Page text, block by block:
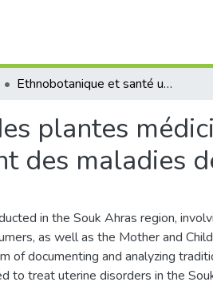
Ethnobotanique et santé utérine: Étude des plantes médicinales traditionnelles utilisées pour le traitement des maladies de l'utérus.
plantes
des maladies
in the Souk Ahras region,
as well as the Mother and Child
of documenting and analyzing
to treat uterine disorders in the